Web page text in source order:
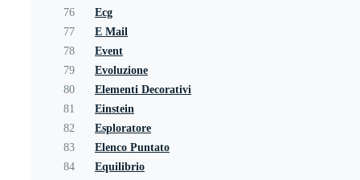
76
Ecg
77
E Mail
78
Event
79
Evoluzione
80
Elementi Decorativi
81
Einstein
82
Esploratore
83
Elenco Puntato
84
Equilibrio